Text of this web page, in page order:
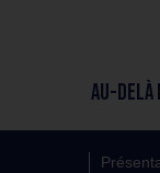
AU-DELÀ